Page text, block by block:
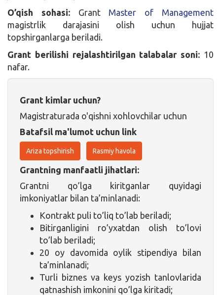
O’qish sohasi:Grant Master of Management
magistrlik darajasini olish uchun hujjat
topshirganlarga beriladi.
Grant berilishi rejalashtirilgan talabalar soni: 10
nafar.
Grant kimlar uchun?
Magistraturada o'qishni xohlovchilar uchun
Batafsil ma'lumot uchun link
Ariza topshirish Rasmiy havola
Grantning manfaatli jihatlari:
Grantni qo’lga kiritganlar quyidagi
imkoniyatlar bilan ta’minlanadi:
Kontrakt puli to’liq to’lab beriladi;
Bitirganligini ro’yxatdan olish to’lovi
to’lab beriladi;
20 oy davomida oylik stipendiya bilan
ta’minlanadi;
Turli biznes va keys yozish tanlovlarida
qatnashish imkonini qo’lga kiritadi;